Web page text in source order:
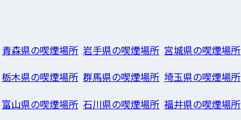
青森県の喫煙場所 岩手県の喫煙場所 宮城県の喫煙場所
栃木県の喫煙場所 群馬県の喫煙場所 埼玉県の喫煙場所
富山県の喫煙場所 石川県の喫煙場所 福井県の喫煙場所